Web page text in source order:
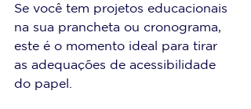
Se você tem projetos educacionais
na sua prancheta ou cronograma,
este é o momento ideal para tirar
as adequações de acessibilidade
do papel.